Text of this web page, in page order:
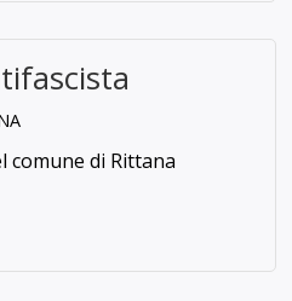
comune di Rittana